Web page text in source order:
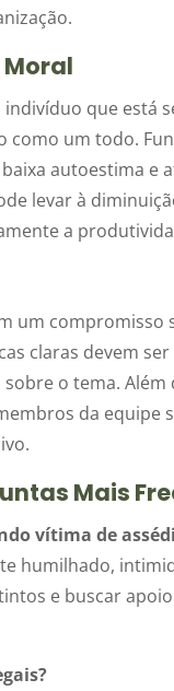
que está
como um todo.
autoestima e
levar à
a
um
claras devem
o tema.
da equipe
Mais
vítima de
humilhado,
e buscar